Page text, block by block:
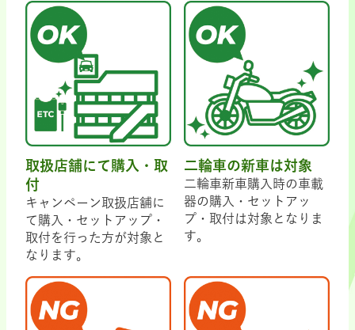
取扱店舗にて購入・取
付
キャンペーン取扱店舗に
て購入・セットアップ・
取付を行った方が対象と
なります。
二輪車の新車は対象
二輪車新車購入時の車載
器の購入・セットアッ
プ・取付は対象となりま
す。